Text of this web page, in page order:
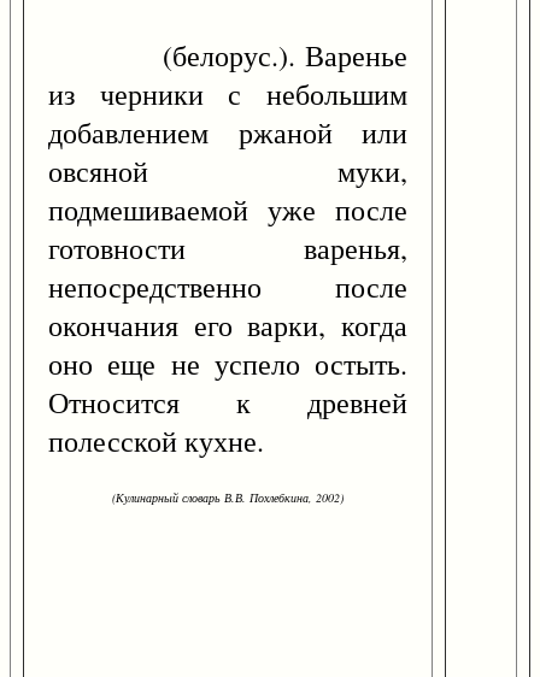
(белорус.). Варенье
из черники с небольшим
добавлением ржаной или
овсяной муки,
подмешиваемой уже после
готовности варенья,
непосредственно после
окончания его варки, когда
оно еще не успело остыть.
Относится к древней
полесской кухне.
(Кулинарный словарь В.В. Похлебкина, 2002)